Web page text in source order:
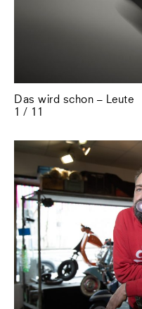
Das wird schon – Leute
1 / 11